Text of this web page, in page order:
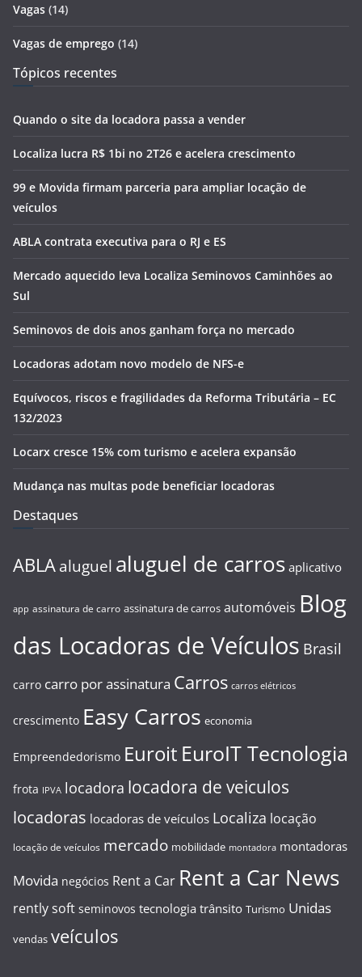
Vagas (14)
Vagas de emprego (14)
Tópicos recentes
Quando o site da locadora passa a vender
Localiza lucra R$ 1bi no 2T26 e acelera crescimento
99 e Movida firmam parceria para ampliar locação de
veículos
ABLA contrata executiva para o RJ e ES
Mercado aquecido leva Localiza Seminovos Caminhões ao
Sul
Seminovos de dois anos ganham força no mercado
Locadoras adotam novo modelo de NFS-e
Equívocos, riscos e fragilidades da Reforma Tributária – EC
132/2023
Locarx cresce 15% com turismo e acelera expansão
Mudança nas multas pode beneficiar locadoras
Destaques
ABLA aluguel aluguel de carros aplicativo
app assinatura de carro assinatura de carros automóveis Blog
das Locadoras de Veículos Brasil
carro carro por assinatura Carros carros elétricos
crescimento Easy Carros economia
Empreendedorismo Euroit EuroIT Tecnologia
frota IPVA locadora locadora de veiculos
locadoras locadoras de veículos Localiza locação
locação de veículos mercado mobilidade montadora montadoras
Movida negócios Rent a Car Rent a Car News
rently soft seminovos tecnologia trânsito Turismo Unidas
vendas veículos